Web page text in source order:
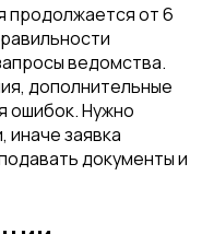
продолжается от 6
ведомства.
дополнительные
ошибок. Нужно
иначе заявка
документы и